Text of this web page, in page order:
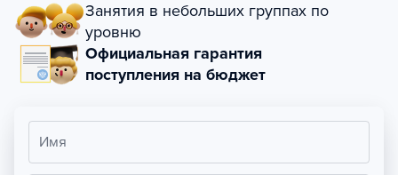
Занятия в небольших группах по
уровню
Официальная гарантия
поступления на бюджет
Имя